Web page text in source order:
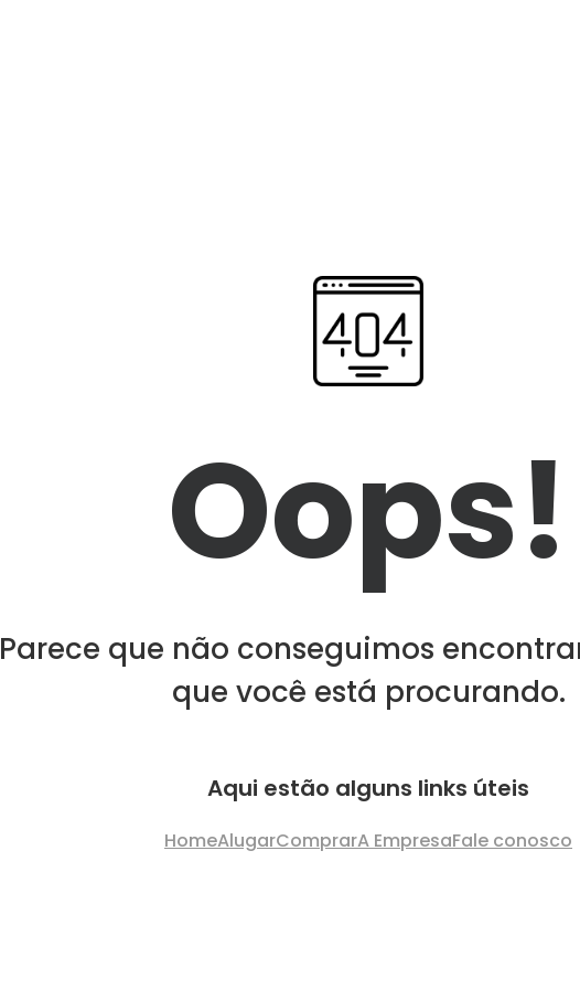
Oops!
Parece que não conseguimos
que você está procurando.
Aqui estão alguns links úteis
HomeAlugarComprarA EmpresaFale conosco